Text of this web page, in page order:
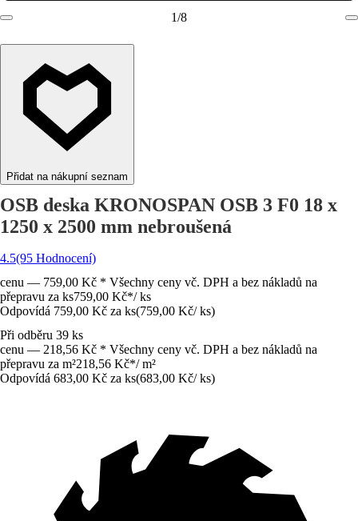
1/8
Přidat na nákupní seznam
OSB deska KRONOSPAN OSB 3 F0 18 x
1250 x 2500 mm nebroušená
4.5(95 Hodnocení)
cenu — 759,00 Kč * Všechny ceny vč. DPH a bez nákladů na
přepravu za ks759,00 Kč*/ ks
Odpovídá 759,00 Kč za ks(759,00 Kč/ ks)
Při odběru 39 ks
cenu — 218,56 Kč * Všechny ceny vč. DPH a bez nákladů na
přepravu za m²218,56 Kč*/ m²
Odpovídá 683,00 Kč za ks(683,00 Kč/ ks)